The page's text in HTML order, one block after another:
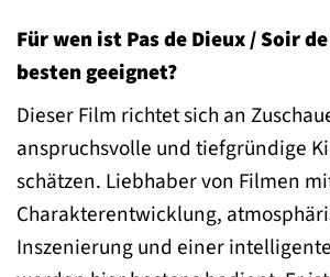
Für wen ist Pas de Dieux / Soir
besten geeignet?
Dieser Film richtet sich an
anspruchsvolle und tiefgründige
schätzen. Liebhaber von Filmen
Charakterentwicklung,
Inszenierung und einer